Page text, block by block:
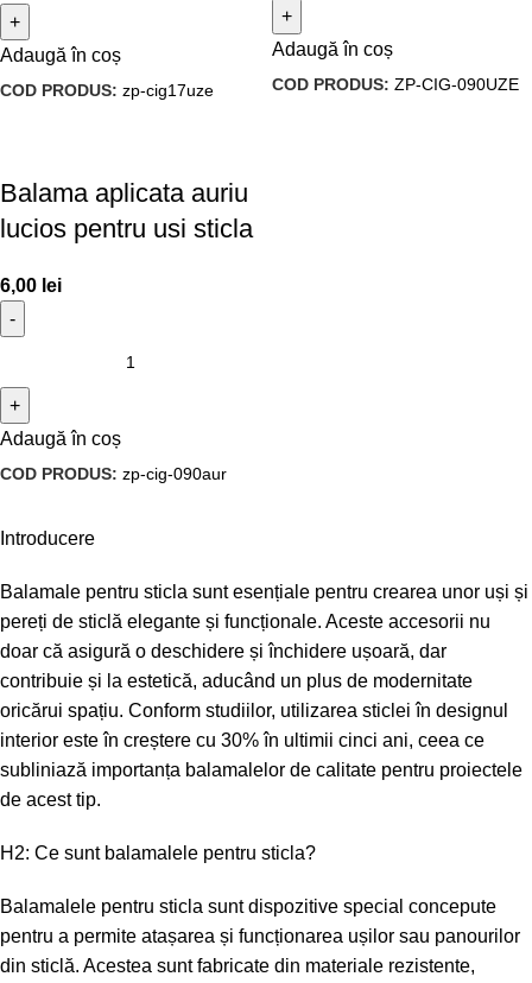
Adaugă în coș
COD PRODUS: zp-cig17uze
Adaugă în coș
COD PRODUS: ZP-CIG-090UZE
Balama aplicata auriu
lucios pentru usi sticla
6,00 lei
Adaugă în coș
COD PRODUS: zp-cig-090aur
Introducere
Balamale pentru sticla sunt esențiale pentru crearea unor uși și
pereți de sticlă elegante și funcționale. Aceste accesorii nu
doar că asigură o deschidere și închidere ușoară, dar
contribuie și la estetică, aducând un plus de modernitate
oricărui spațiu. Conform studiilor, utilizarea sticlei în designul
interior este în creștere cu 30% în ultimii cinci ani, ceea ce
subliniază importanța balamalelor de calitate pentru proiectele
de acest tip.
H2: Ce sunt balamalele pentru sticla?
Balamalele pentru sticla sunt dispozitive special concepute
pentru a permite atașarea și funcționarea ușilor sau panourilor
din sticlă. Acestea sunt fabricate din materiale rezistente,